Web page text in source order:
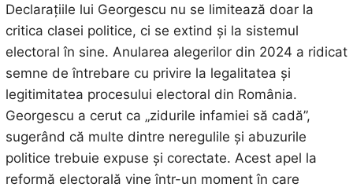
Declarațiile lui Georgescu nu se limitează doar la
critica clasei politice, ci se extind și la sistemul
electoral în sine. Anularea alegerilor din 2024 a ridicat
semne de întrebare cu privire la legalitatea și
legitimitatea procesului electoral din România.
Georgescu a cerut ca „zidurile infamiei să cadă”,
sugerând că multe dintre neregulile și abuzurile
politice trebuie expuse și corectate. Acest apel la
reformă electorală vine într-un moment în care